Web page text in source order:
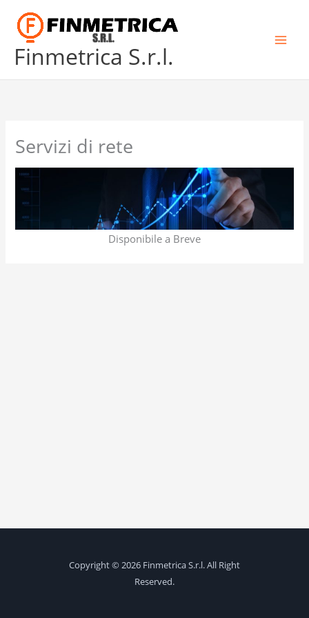
contentFinmetrica S.r.l.
Servizi di rete
Disponibile a Breve
Copyright © 2026 Finmetrica S.r.l. All Right
Reserved.